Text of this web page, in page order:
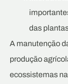
das
A manutenção
produção
ecossistemas